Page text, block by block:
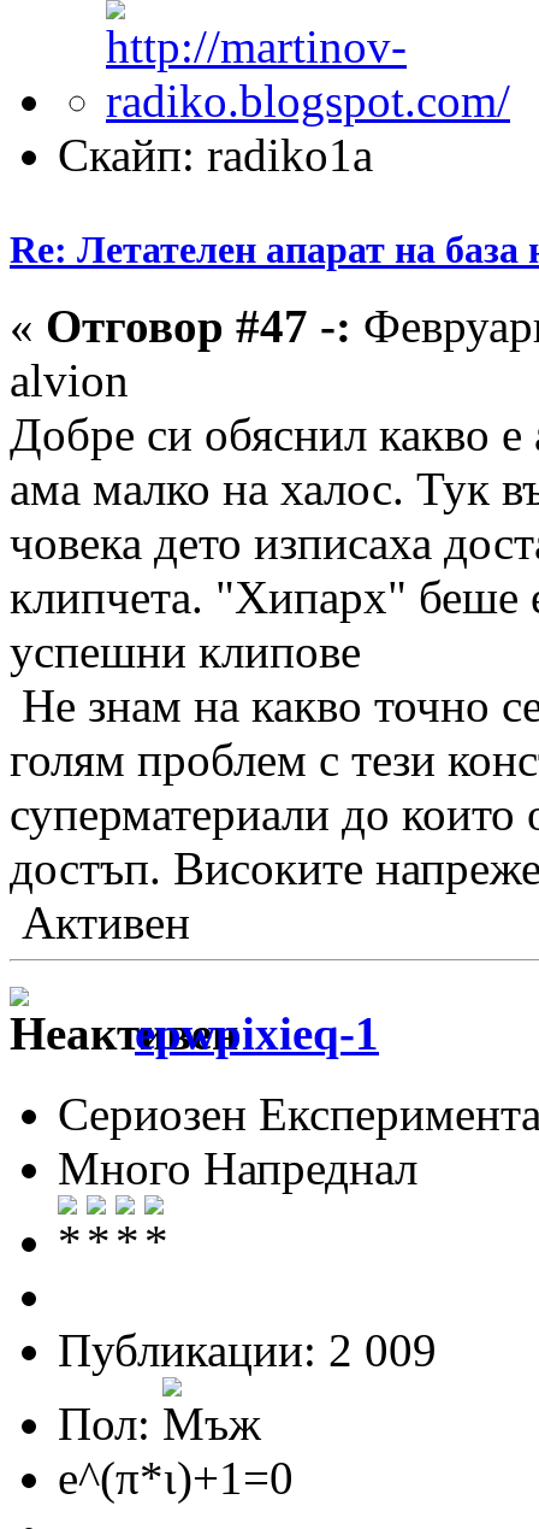
Скайп: radiko1a
Re: Летателен апарат на
« Отговор #47 -:
alvion
Добре си обяснил какво е
ама малко на халос. Тук
човека дето изписаха
клипчета. "Хипарх" беше
успешни клипове
Не знам на какво точно
голям проблем с тези
суперматериали до
достъп. Високите
Активен
epwpixieq-1
Сериозен
Много Напреднал
Публикации: 2 009
Пол:
e^(π*ι)+1=0